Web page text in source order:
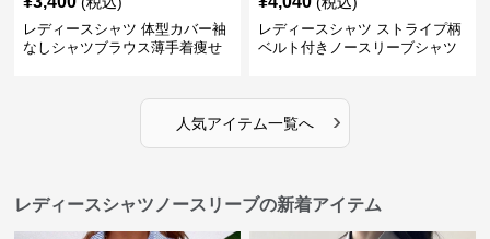
レディースシャツ 体型カバー袖
なしシャツブラウス薄手着痩せ
レディースシャツ ストライプ柄
ベルト付きノースリーブシャツ
人気アイテム一覧へ ›
レディースシャツノースリーブの新着アイテム